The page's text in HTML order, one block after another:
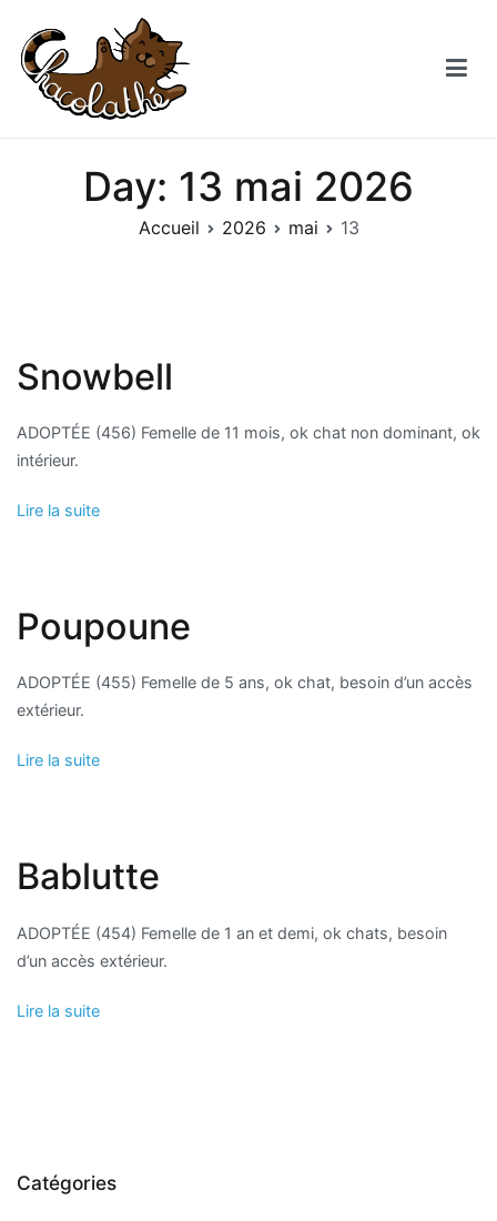
contenu
Day: 13 mai 2026
Accueil 2026 mai 13
Snowbell
ADOPTÉE (456) Femelle de 11 mois, ok chat non dominant, ok
intérieur.
Lire la suite
Poupoune
ADOPTÉE (455) Femelle de 5 ans, ok chat, besoin d’un accès
extérieur.
Lire la suite
Bablutte
ADOPTÉE (454) Femelle de 1 an et demi, ok chats, besoin
d’un accès extérieur.
Lire la suite
Catégories